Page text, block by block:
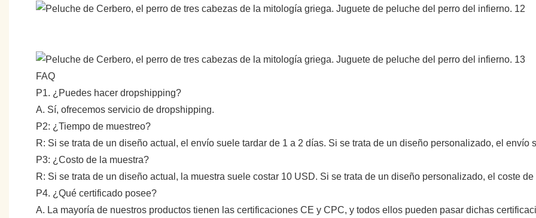
FAQ
P1. ¿Puedes hacer dropshipping?
A. Sí, ofrecemos servicio de dropshipping.
P2: ¿Tiempo de muestreo?
R: Si se trata de un diseño actual, el envío suele tardar de 1 a 2 días. Si se trata de un diseño personalizado, el envío
P3: ¿Costo de la muestra?
R: Si se trata de un diseño actual, la muestra suele costar 10 USD. Si se trata de un diseño personalizado, el coste
P4. ¿Qué certificado posee?
A. La mayoría de nuestros productos tienen las certificaciones CE y CPC, y todos ellos pueden pasar dichas